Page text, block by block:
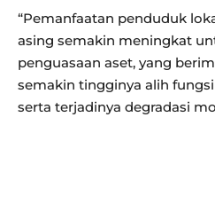
“Pemanfaatan penduduk
asing semakin meningkat
penguasaan aset, yang
semakin tingginya alih
serta terjadinya degradasi